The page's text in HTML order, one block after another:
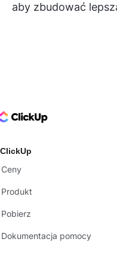
aby zbudować
Logo
ClickUp
Ceny
Produkt
Pobierz
Dokumentacja pomocy